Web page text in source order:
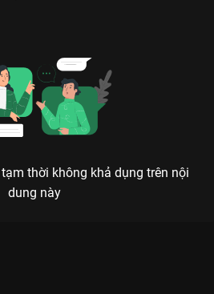
thời không khả dụng trên nội
dung này